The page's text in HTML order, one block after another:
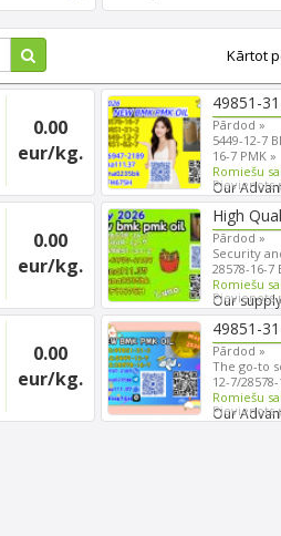
Kārtot
0.00
eur/kg.
49851-
Pārdod »
5449-12-7
16-7 PMK »
Romiešu
Our
Pievienots
0.00
eur/kg.
High
Pārdod »
Security
28578-16-7
Romiešu
Our
Pievienots
0.00
eur/kg.
49851-
Pārdod »
The go-to
12-7/
Romiešu
Our
Pievienots